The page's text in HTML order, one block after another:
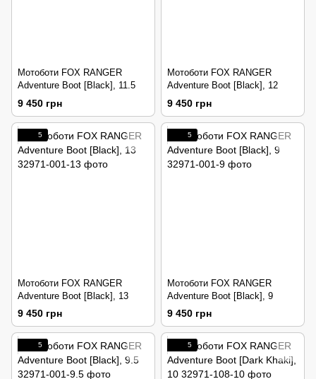
Мотоботи FOX RANGER
Adventure Boot [Black], 11.5
9 450 грн
Мотоботи FOX RANGER
Adventure Boot [Black], 12
9 450 грн
5
Мотоботи FOX RANGER
Adventure Boot [Black], 13
9 450 грн
5
Мотоботи FOX RANGER
Adventure Boot [Black], 9
9 450 грн
5 5